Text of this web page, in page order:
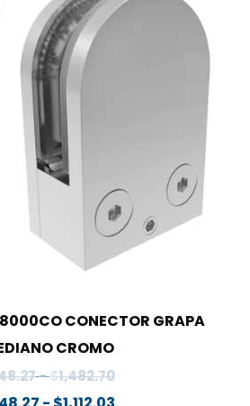
CONECTOR GRAPA
CROMO
-$1,482.70Rango
de
Rango